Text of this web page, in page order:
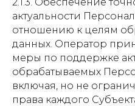
актуальности
отношению к целям
данных. Оператор
меры по поддержке
обрабатываемых
включая, но не
права каждого